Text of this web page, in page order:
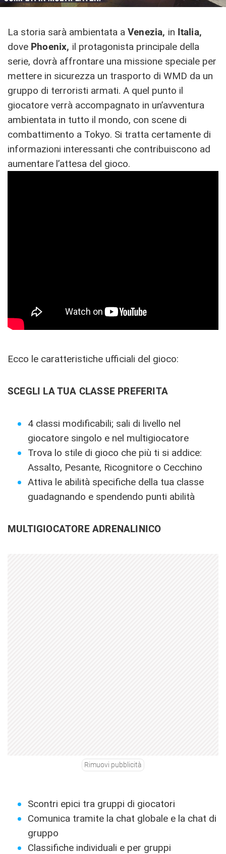
La storia sarà ambientata a Venezia, in Italia,
dove Phoenix, il protagonista principale della
serie, dovrà affrontare una missione speciale per
mettere in sicurezza un trasporto di WMD da un
gruppo di terroristi armati. A quel punto il
giocatore verrà accompagnato in un’avventura
ambientata in tutto il mondo, con scene di
combattimento a Tokyo. Si tratta certamente di
informazioni interessanti che contribuiscono ad
aumentare l’attesa del gioco.
Ecco le caratteristiche ufficiali del gioco:
SCEGLI LA TUA CLASSE PREFERITA
4 classi modificabili; sali di livello nel
giocatore singolo e nel multigiocatore
Trova lo stile di gioco che più ti si addice:
Assalto, Pesante, Ricognitore o Cecchino
Attiva le abilità specifiche della tua classe
guadagnando e spendendo punti abilità
MULTIGIOCATORE ADRENALINICO
Rimuovi pubblicità
Scontri epici tra gruppi di giocatori
Comunica tramite la chat globale e la chat di
gruppo
Classifiche individuali e per gruppi